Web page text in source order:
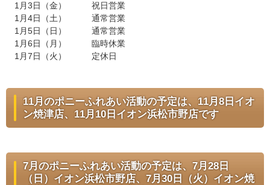
1月3日（金） 祝日営業
1月4日（土） 通常営業
1月5日（日） 通常営業
1月6日（月） 臨時休業
1月7日（火） 定休日
11月のポニーふれあい活動の予定は、11月8日イオ
ン焼津店、11月10日イオン浜松市野店です
7月のポニーふれあい活動の予定は、7月28日
（日）イオン浜松市野店、7月30日（火）イオン焼